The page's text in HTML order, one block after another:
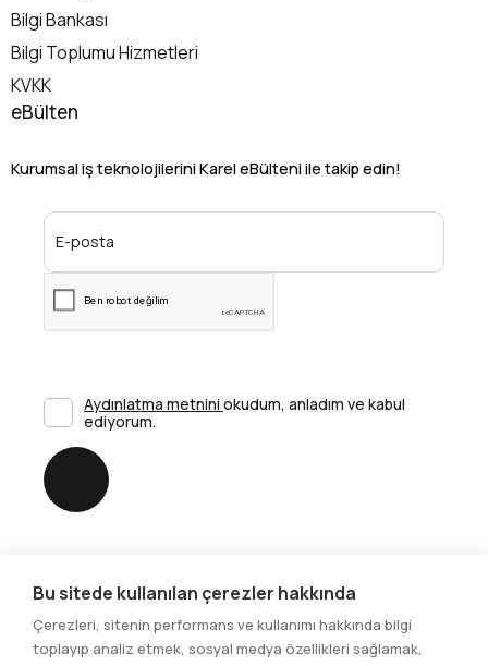
Bilgi Bankası
Bilgi Toplumu Hizmetleri
KVKK
eBülten
Kurumsal iş teknolojilerini Karel eBülteni ile takip edin!
Aydınlatma metnini okudum, anladım ve kabul
ediyorum.
Gönder
Bu sitede kullanılan çerezler hakkında
Çerezleri, sitenin performans ve kullanımı hakkında bilgi
toplayıp analiz etmek, sosyal medya özellikleri sağlamak,